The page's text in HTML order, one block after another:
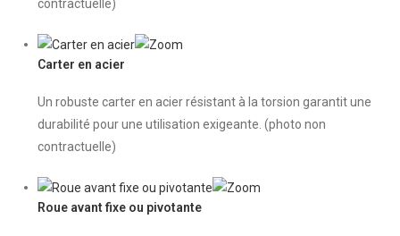
contractuelle)
Carter en acier
Un robuste carter en acier résistant à la torsion garantit une
durabilité pour une utilisation exigeante. (photo non
contractuelle)
Roue avant fixe ou pivotante